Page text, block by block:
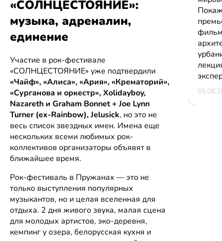
«СОЛНЦЕСТОЯНИЕ»:
музыка, адреналин,
единение
Участие в рок-фестивале
«СОЛНЦЕСТОЯНИЕ» уже подтвердили
«Чайф», «Алиса», «Ария», «Крематорий»,
«Сурганова и оркестр», Хolidayboy,
Nazareth и Graham Bonnet + Joe Lynn
Turner (ex-Rainbow), Jelusick, но это не
весь список звездных имен. Имена еще
нескольких всеми любимых рок-
коллективов организаторы объявят в
ближайшее время.
Рок-фестиваль в Пружанах — это не
только выступления популярных
музыкантов, но и целая вселенная для
отдыха. 2 дня живого звука, малая сцена
для молодых артистов, эко-деревня,
кемпинг у озера, белорусская кухня и